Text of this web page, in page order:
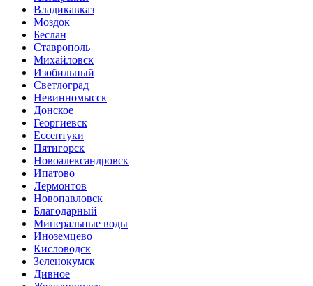
Владикавказ
Моздок
Беслан
Ставрополь
Михайловск
Изобильный
Светлоград
Невинномысск
Донское
Георгиевск
Ессентуки
Пятигорск
Новоалександровск
Ипатово
Лермонтов
Новопавловск
Благодарный
Минеральные воды
Иноземцево
Кисловодск
Зеленокумск
Дивное